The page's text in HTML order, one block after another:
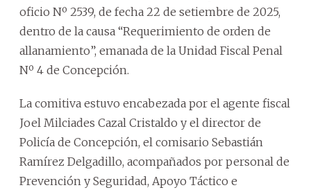
oficio Nº 2539, de fecha 22 de setiembre de 2025,
dentro de la causa “Requerimiento de orden de
allanamiento”, emanada de la Unidad Fiscal Penal
Nº 4 de Concepción.
La comitiva estuvo encabezada por el agente fiscal
Joel Milciades Cazal Cristaldo y el director de
Policía de Concepción, el comisario Sebastián
Ramírez Delgadillo, acompañados por personal de
Prevención y Seguridad, Apoyo Táctico e